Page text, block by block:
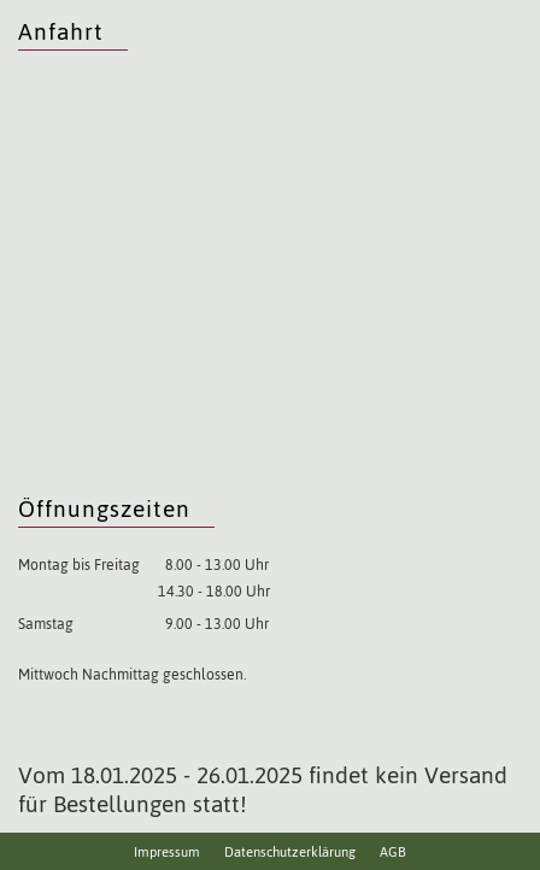
Anfahrt
Öffnungszeiten
Montag bis Freitag
8.00 - 13.00 Uhr
14.30 - 18.00 Uhr
Samstag
9.00 - 13.00 Uhr
Mittwoch Nachmittag geschlossen.
Vom 18.01.2025 - 26.01.2025 findet kein Versand
für Bestellungen statt!
Impressum Datenschutzerklärung
AGB